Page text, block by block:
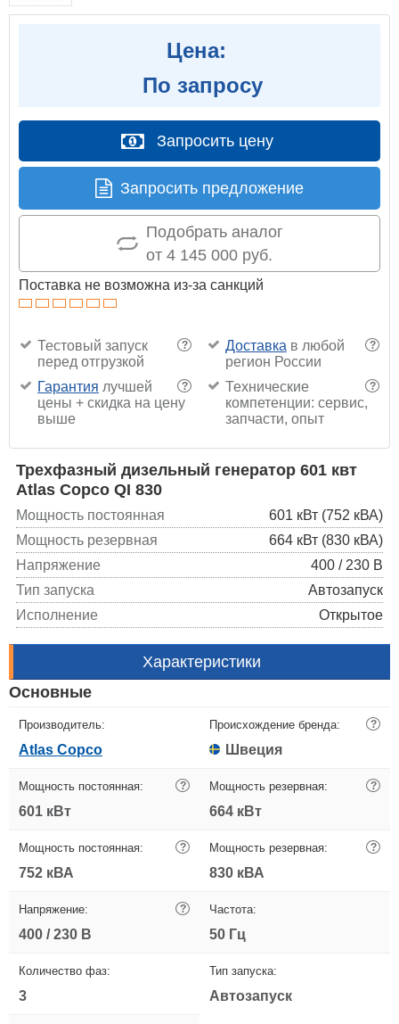
Цена:
По запросу
Запросить цену
Запросить предложение
Подобрать аналог
от 4 145 000 руб.
Поставка не возможна из-за санкций
?
Тестовый запуск
перед отгрузкой
?
Доставка в любой
регион России
?
Гарантия лучшей
цены + скидка на цену
выше
?
Технические
компетенции: сервис,
запчасти, опыт
Трехфазный дизельный генератор 601 квт
Atlas Copco QI 830
Мощность постоянная
601 кВт (752 кВА)
Мощность резервная
664 кВт (830 кВА)
Напряжение
400 / 230 В
Тип запуска
Автозапуск
Исполнение
Открытое
Характеристики
Основные
Производитель:
Atlas Copco
Происхождение бренда: ?
Швеция
Мощность постоянная: ?
601 кВт
Мощность резервная: ?
664 кВт
Мощность постоянная: ?
752 кВА
Мощность резервная: ?
830 кВА
Напряжение: ?
400 / 230 В
Частота:
50 Гц
Количество фаз:
3
Тип запуска:
Автозапуск